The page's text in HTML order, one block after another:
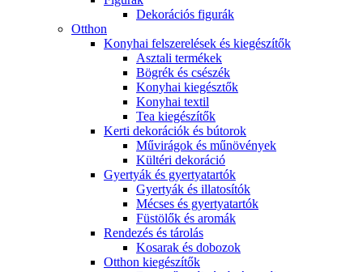
Dekorációs figurák
Otthon
Konyhai felszerelések és kiegészítők
Asztali termékek
Bögrék és csészék
Konyhai kiegésztők
Konyhai textil
Tea kiegészítők
Kerti dekorációk és bútorok
Művirágok és műnövények
Kültéri dekoráció
Gyertyák és gyertyatartók
Gyertyák és illatosítók
Mécses és gyertyatartók
Füstölők és aromák
Rendezés és tárolás
Kosarak és dobozok
Otthon kiegészítők